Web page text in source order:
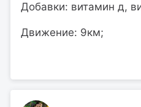
Добавки: витамин д,
Движение: 9км;